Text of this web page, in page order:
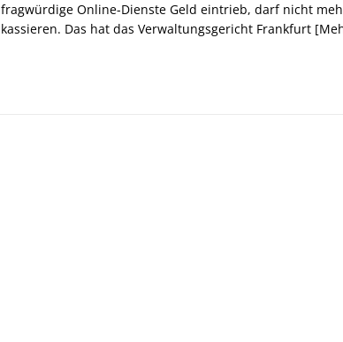
fragwürdige Online-Dienste Geld eintrieb, darf nicht
kassieren. Das hat das Verwaltungsgericht Frankfurt